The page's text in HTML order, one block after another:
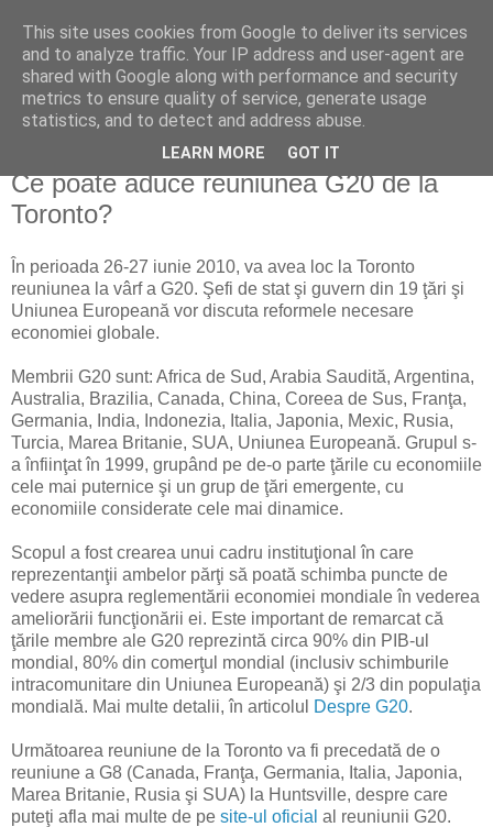
Reflecţii economice
blog de reflecţii, informaţii şi opinii economice
sâmbătă, 19 iunie 2010
Ce poate aduce reuniunea G20 de la
Toronto?
În perioada 26-27 iunie 2010, va avea loc la Toronto
reuniunea la vârf a G20. Şefi de stat şi guvern din 19 ţări şi
Uniunea Europeană vor discuta reformele necesare
economiei globale.
Membrii G20 sunt: Africa de Sud, Arabia Saudită, Argentina,
Australia, Brazilia, Canada, China, Coreea de Sus, Franţa,
Germania, India, Indonezia, Italia, Japonia, Mexic, Rusia,
Turcia, Marea Britanie, SUA, Uniunea Europeană. Grupul s-
a înfiinţat în 1999, grupând pe de-o parte ţările cu economiile
cele mai puternice şi un grup de ţări emergente, cu
economiile considerate cele mai dinamice.
Scopul a fost crearea unui cadru instituţional în care
reprezentanţii ambelor părţi să poată schimba puncte de
vedere asupra reglementării economiei mondiale în vederea
ameliorării funcţionării ei. Este important de remarcat că
ţările membre ale G20 reprezintă circa 90% din PIB-ul
mondial, 80% din comerţul mondial (inclusiv schimburile
intracomunitare din Uniunea Europeană) şi 2/3 din populaţia
mondială. Mai multe detalii, în articolul
Despre G20.
Următoarea reuniune de la Toronto va fi precedată de o
reuniune a G8 (Canada, Franţa, Germania, Italia, Japonia,
Marea Britanie, Rusia şi SUA) la Huntsville, despre care
puteţi afla mai multe de pe site-ul oficial al reuniunii G20.
This site uses cookies from Google to deliver its services
and to analyze traffic. Your IP address and user-agent are
shared with Google along with performance and security
metrics to ensure quality of service, generate usage
statistics, and to detect and address abuse.
LEARN MORE GOT IT